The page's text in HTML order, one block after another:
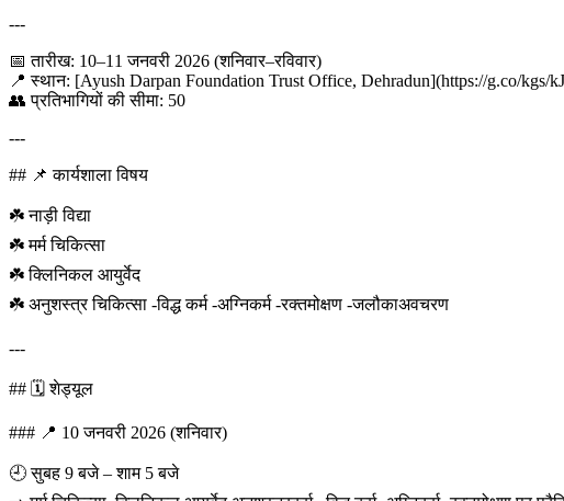
---
📅 तारीख: 10–11 जनवरी 2026 (शनिवार–रविवार)
📍 स्थान: [Ayush Darpan Foundation Trust Office, Dehradun](https://g.co/kgs/
👥 प्रतिभागियों की सीमा: 50
---
## 📌 कार्यशाला विषय
☘️ नाड़ी विद्या
☘️ मर्म चिकित्सा
☘️ क्लिनिकल आयुर्वेद
☘️ अनुशस्त्र चिकित्सा -विद्ध कर्म -अग्निकर्म -रक्तमोक्षण -जलौकाअवचरण
---
## 🗓️ शेड्यूल
### 📍 10 जनवरी 2026 (शनिवार)
🕘 सुबह 9 बजे – शाम 5 बजे